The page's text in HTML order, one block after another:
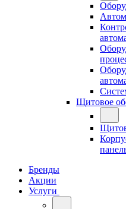
Щитовое
Бренды
Акции
Услуги